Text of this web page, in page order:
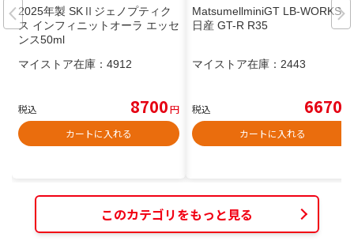
2025年製 SKⅡジェノプティク
ス インフィニットオーラ エッセ
ンス50ml
マイストア在庫： 4912
税込 8700円
カートに入れる
MatsumellminiGT LB-WORKS
日産 GT-R R35
マイストア在庫： 2443
税込 6670
カートに入れる
このカテゴリをもっと見る